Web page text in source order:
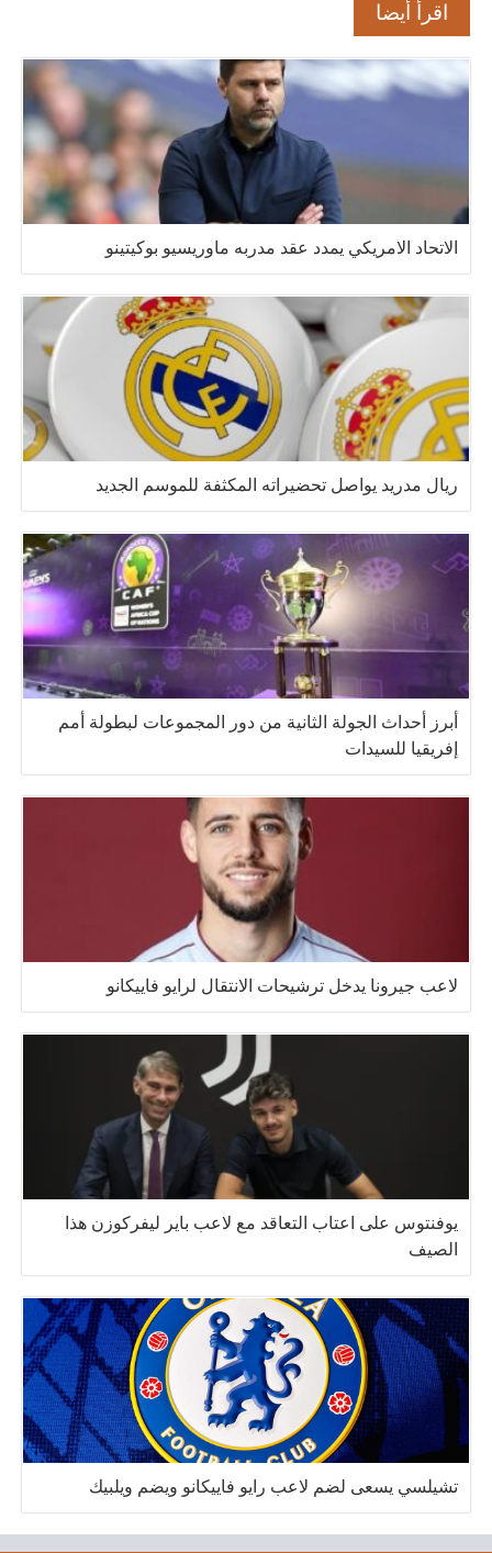
اقرأ أيضا
الاتحاد الامريكي يمدد عقد مدربه ماوريسيو بوكيتينو
ريال مدريد يواصل تحضيراته المكثفة للموسم الجديد
أبرز أحداث الجولة الثانية من دور المجموعات لبطولة أمم
إفريقيا للسيدات
لاعب جيرونا يدخل ترشيحات الانتقال لرايو فاييكانو
يوفنتوس على اعتاب التعاقد مع لاعب باير ليفركوزن هذا
الصيف
تشيلسي يسعى لضم لاعب رايو فاييكانو ويضم ويلبيك